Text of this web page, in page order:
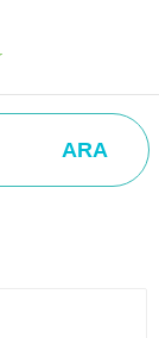
ARA